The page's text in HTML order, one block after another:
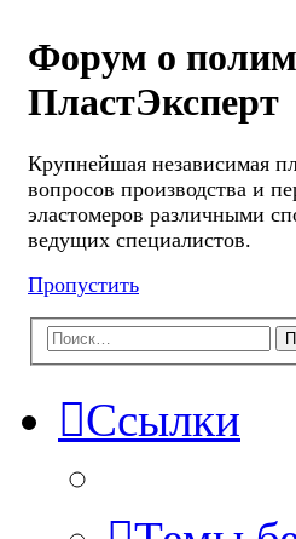
Форум о
ПластЭксперт
Крупнейшая независимая
вопросов производства и
эластомеров различными
ведущих специалистов.
Пропустить
Ссылки